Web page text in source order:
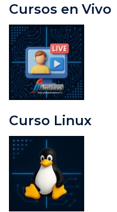
Cursos en Vivo
Curso Linux